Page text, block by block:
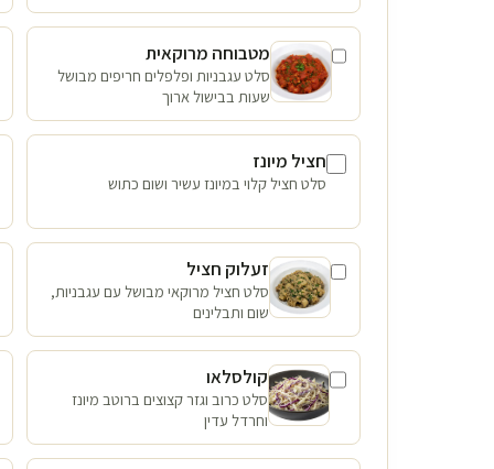
מטבוחה מרוקאית
סלט עגבניות ופלפלים חריפים מבושל
שעות בבישול ארוך
חציל מיונז
סלט חציל קלוי במיונז עשיר ושום כתוש
זעלוק חציל
סלט חציל מרוקאי מבושל עם עגבניות,
שום ותבלינים
קולסלאו
סלט כרוב וגזר קצוצים ברוטב מיונז
וחרדל עדין